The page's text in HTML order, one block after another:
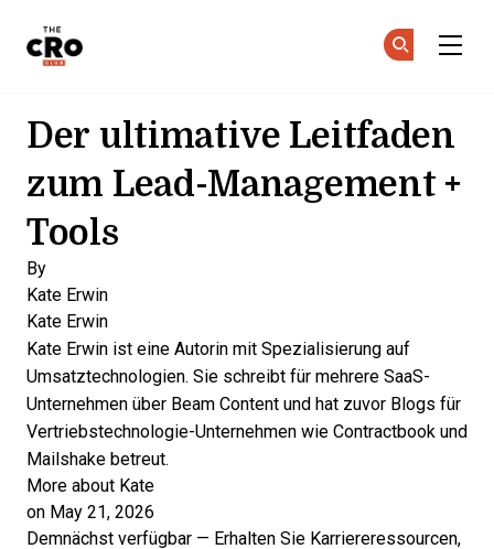
Der ultimative Leitfaden
zum Lead-Management +
Tools
By
Kate Erwin
Kate Erwin
Kate Erwin ist eine Autorin mit Spezialisierung auf
Umsatztechnologien. Sie schreibt für mehrere SaaS-
Unternehmen über Beam Content und hat zuvor Blogs für
Vertriebstechnologie-Unternehmen wie Contractbook und
Mailshake betreut.
More about Kate
on May 21, 2026
Demnächst verfügbar — Erhalten Sie Karriereressourcen,